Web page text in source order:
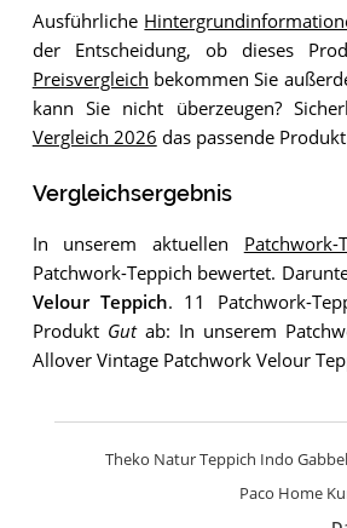
Ausführliche
der Entscheidung, ob dieses
Preisvergleich bekommen Sie
kann Sie nicht überzeugen?
Vergleich 2026 das passende
Vergleichsergebnis
In unserem aktuellen
Patchwork-Teppich bewertet.
Velour Teppich. 11 Patchwork-
Produkt Gutab: In unserem
Allover Vintage Patchwork Velour
Theko Natur Teppich Indo
Paco Home